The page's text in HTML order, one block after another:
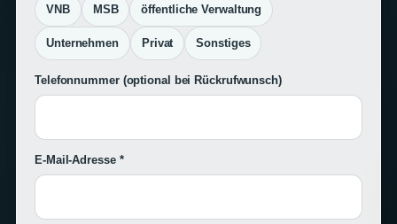
VNB MSB öffentliche Verwaltung
Unternehmen Privat Sonstiges
Telefonnummer (optional bei Rückrufwunsch)
E-Mail-Adresse *